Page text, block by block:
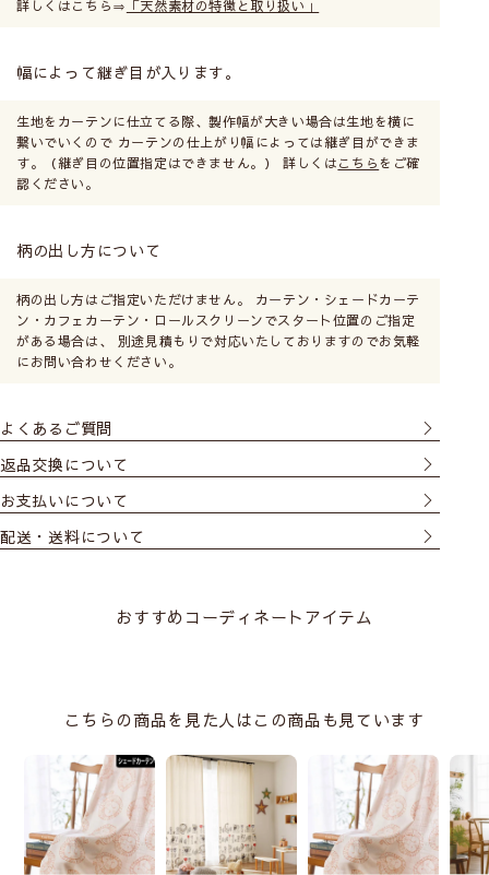
窓枠の外側の壁に取付ける
ので、窓枠が隠れるように
大きいサイズにします。光
漏れがなく、室内が見えま
カーテンレール付け
専用の金具でカーテンレー
ルに取付けます。製品幅は
レールの耐重量に注意して
詳しくはこちら⇒ 「天然素材の特徴と取り扱い」
幅によって継ぎ目が入ります。
生地をカーテンに仕立てる際、製作幅が大きい場合は生地を横に
繋いでいくので カーテンの仕上がり幅によっては継ぎ目ができま
す。（継ぎ目の位置指定はできません。） 詳しくはこちら をご確
認ください。
柄の出し方について
柄の出し方はご指定いただけません。 カーテン・シェードカーテ
ン・カフェカーテン・ロールスクリーンでスタート位置のご指定
がある場合は、 別途見積もりで対応いたしておりますのでお気軽
にお問い合わせください。
よくあるご質問
返品交換について
お支払いについて
配送・送料について
おすすめコーディネートアイテム
こちらの商品を見た人はこの商品も見ています